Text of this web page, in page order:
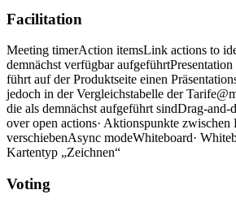
Facilitation
Meeting timerAction itemsLink actions to
demnächst verfügbar aufgeführtPresentation
führt auf der Produktseite einen
jedoch in der Vergleichstabelle der Tarife
die als demnächst aufgeführt sindDrag-and-
over open actions· Aktionspunkte zwischen
verschiebenAsync modeWhiteboard·
Kartentyp „Zeichnen“
Voting